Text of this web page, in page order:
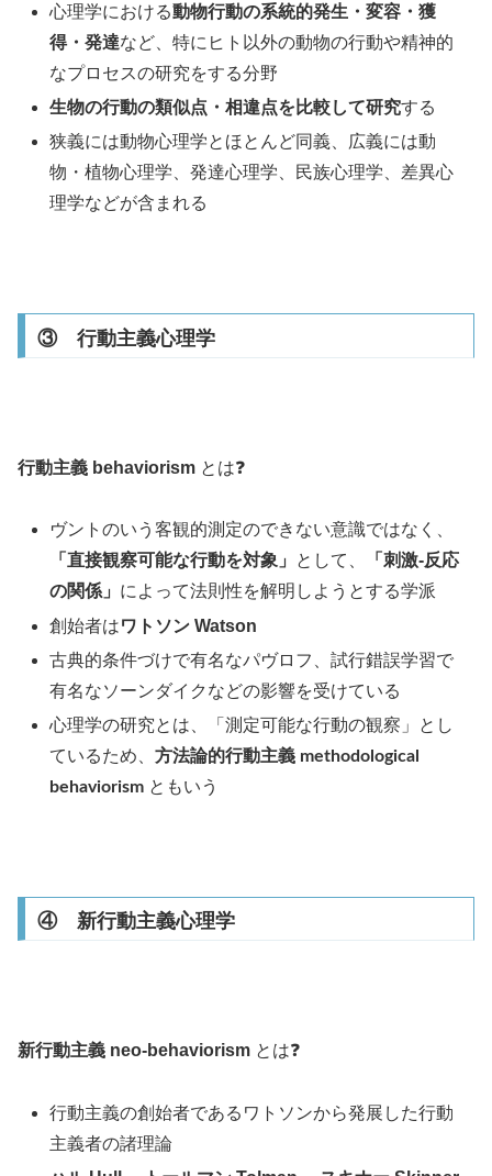
心理学における動物行動の系統的発生・変容・獲
得・発達など、特にヒト以外の動物の行動や精神的
なプロセスの研究をする分野
生物の行動の類似点・相違点を比較して研究する
狭義には動物心理学とほとんど同義、広義には動
物・植物心理学、発達心理学、民族心理学、差異心
理学などが含まれる
③ 行動主義心理学
行動主義 behaviorism とは❓
ヴントのいう客観的測定のできない意識ではなく、
「直接観察可能な行動を対象 」 として、 「刺激-反応
の関係」 によって法則性を解明しようとする学派
創始者はワトソン Watson
古典的条件づけで有名なパヴロフ、試行錯誤学習で
有名なソーンダイクなどの影響を受けている
心理学の研究とは、「測定可能な行動の観察」とし
ているため、方法論的行動主義 methodological
behaviorism ともいう
④ 新行動主義心理学
新行動主義 neo-behaviorism とは❓
行動主義の創始者であるワトソンから発展した行動
主義者の諸理論